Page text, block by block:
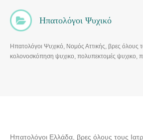
Ηπατολόγοι Ψυχικό
Ηπατολόγοι Ψυχικό, Νομός Αττικής, βρες όλους
κολονοσκόπηση ψυχικο, πολυπεκτομές ψυχικο,
Ηπατολόγοι Ελλάδα, βρες όλους τους